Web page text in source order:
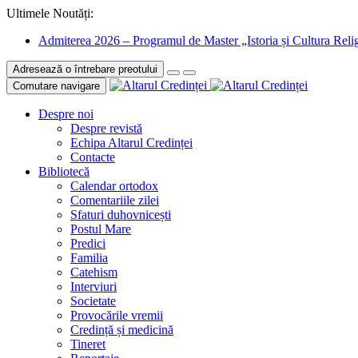
Ultimele Noutăți:
Admiterea 2026 – Programul de Master „Istoria și Cultura
Adresează o întrebare preotului
Comutare navigare
Despre noi
Despre revistă
Echipa Altarul Credinței
Contacte
Bibliotecă
Calendar ortodox
Comentariile zilei
Sfaturi duhovnicești
Postul Mare
Predici
Familia
Catehism
Interviuri
Societate
Provocările vremii
Credință și medicină
Tineret